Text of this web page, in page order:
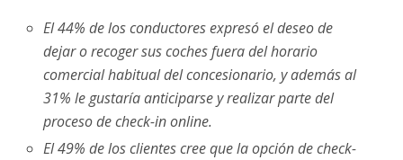
El 44% de los conductores expresó el deseo de
dejar o recoger sus coches fuera del horario
comercial habitual del concesionario, y además al
31% le gustaría anticiparse y realizar parte del
proceso de check-in online.
El 49% de los clientes cree que la opción de check-